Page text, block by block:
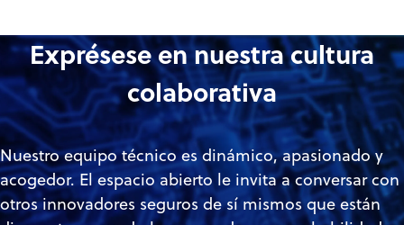
Exprésese en nuestra cultura
colaborativa
Nuestro equipo técnico es dinámico, apasionado y
acogedor. El espacio abierto le invita a conversar con
otros innovadores seguros de sí mismos que están